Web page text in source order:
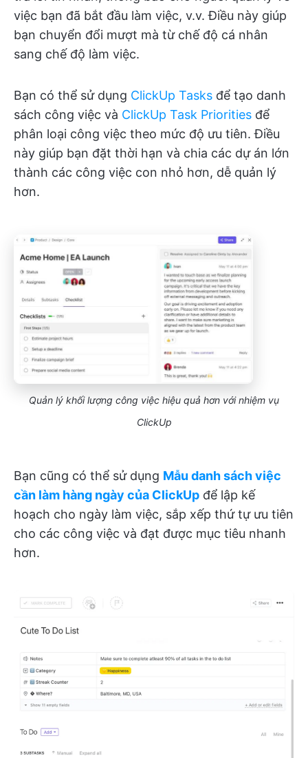
việc bạn đã bắt đầu làm việc, v.v. Điều này giúp
bạn chuyển đổi mượt mà từ chế độ cá nhân
sang chế độ làm việc.
Bạn có thể sử dụng ClickUp Tasks để tạo danh
sách công việc và ClickUp Task Priorities để
phân loại công việc theo mức độ ưu tiên. Điều
này giúp bạn đặt thời hạn và chia các dự án lớn
thành các công việc con nhỏ hơn, dễ quản lý
hơn.
Quản lý khối lượng công việc hiệu quả hơn với nhiệm vụ
ClickUp
Bạn cũng có thể sử dụng Mẫu danh sách việc
cần làm hàng ngày của ClickUp để lập kế
hoạch cho ngày làm việc, sắp xếp thứ tự ưu tiên
cho các công việc và đạt được mục tiêu nhanh
hơn.